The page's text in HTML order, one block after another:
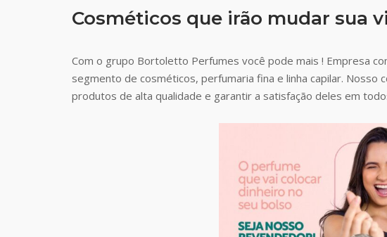
Cosméticos que irão mudar sua
Com o grupo Bortoletto Perfumes você pode mais ! Empresa
segmento de cosméticos, perfumaria fina e linha capilar.
produtos de alta qualidade e garantir a satisfação deles em